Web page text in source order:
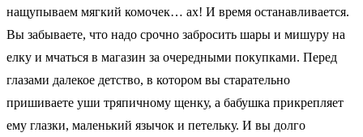
нащупываем мягкий комочек… ах! И время останавливается.
Вы забываете, что надо срочно забросить шары и мишуру на
елку и мчаться в магазин за очередными покупками. Перед
глазами далекое детство, в котором вы старательно
пришиваете уши тряпичному щенку, а бабушка прикрепляет
ему глазки, маленький язычок и петельку. И вы долго